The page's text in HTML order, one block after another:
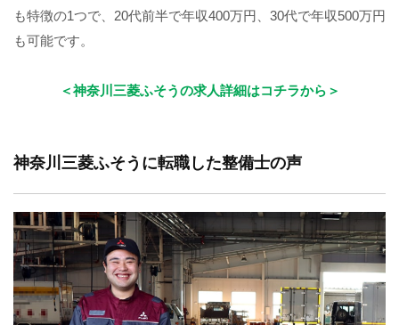
も特徴の1つで、20代前半で年収400万円、30代で年収500万円
も可能です。
＜神奈川三菱ふそうの求人詳細はコチラから＞
神奈川三菱ふそうに転職した整備士の声